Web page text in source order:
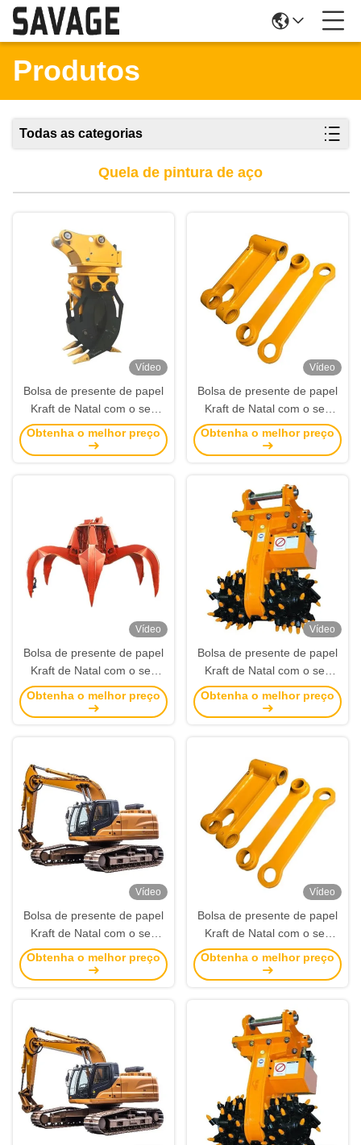
Produtos
Todas as categorias
Quela de pintura de aço
Vídeo
Bolsa de presente de papel
Kraft de Natal com o seu
próprio logotipo para a festa
de Natal
Obtenha o melhor preço
Vídeo
Bolsa de presente de papel
Kraft de Natal com o seu
próprio logotipo para a festa
de Natal
Obtenha o melhor preço
Vídeo
Bolsa de presente de papel
Kraft de Natal com o seu
próprio logotipo para a festa
de Natal
Obtenha o melhor preço
Vídeo
Bolsa de presente de papel
Kraft de Natal com o seu
próprio logotipo para a festa
de Natal
Obtenha o melhor preço
Vídeo
Bolsa de presente de papel
Kraft de Natal com o seu
próprio logotipo para a festa
de Natal
Obtenha o melhor preço
Vídeo
Bolsa de presente de papel
Kraft de Natal com o seu
próprio logotipo para a festa
de Natal
Obtenha o melhor preço